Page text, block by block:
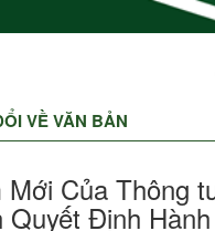
VỀ VĂN BẢN
Của Thông
Quyết Định